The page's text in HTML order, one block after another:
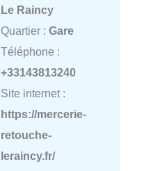
Le Raincy
Quartier : Gare
Téléphone :
+33143813240
Site internet :
https://mercerie-
retouche-
leraincy.fr/